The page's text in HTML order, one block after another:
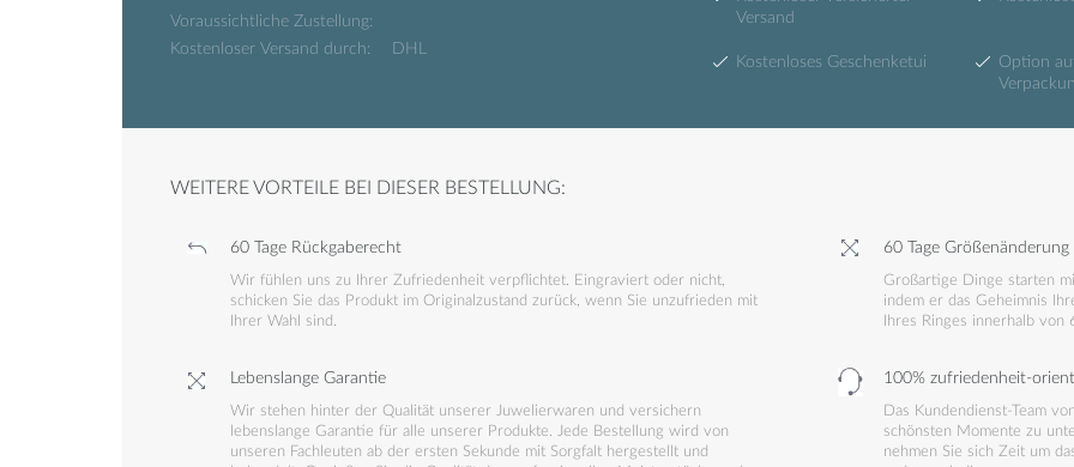
Voraussichtliche Zustellung:
Kostenloser Versand durch:
DHL
Versand
Kostenloses Geschenketui
Option
WEITERE VORTEILE BEI DIESER BESTELLUNG:
60 Tage Rückgaberecht
Wir fühlen uns zu Ihrer Zufriedenheit verpflichtet. Eingraviert oder nicht,
schicken Sie das Produkt im Originalzustand zurück, wenn Sie unzufrieden mit
Ihrer Wahl sind.
60 Tage Größenänderung
Großartige Dinge starten
indem er das Geheimnis
Ihres Ringes innerhalb von
Lebenslange Garantie
Wir stehen hinter der Qualität unserer Juwelierwaren und versichern
lebenslange Garantie für alle unserer Produkte. Jede Bestellung wird von
unseren Fachleuten ab der ersten Sekunde mit Sorgfalt hergestellt und
100% zufriedenheit-
Das Kundendienst-Team
schönsten Momente zu
nehmen Sie sich Zeit um